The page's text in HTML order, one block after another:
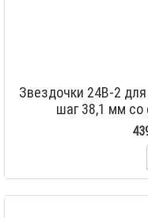
Звездочки 24B-2
шаг 38,1 мм со